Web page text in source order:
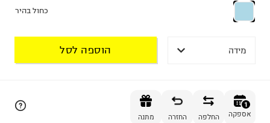
כחול בהיר
מידה הוספה לסל
1
אספקה החלפה החזרה מתנה